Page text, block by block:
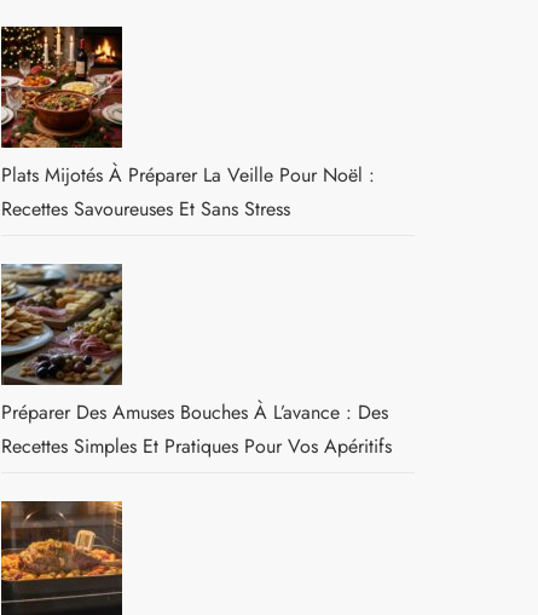
Plats Mijotés À Préparer La Veille Pour Noël :
Recettes Savoureuses Et Sans Stress
Préparer Des Amuses Bouches À L’avance : Des
Recettes Simples Et Pratiques Pour Vos Apéritifs